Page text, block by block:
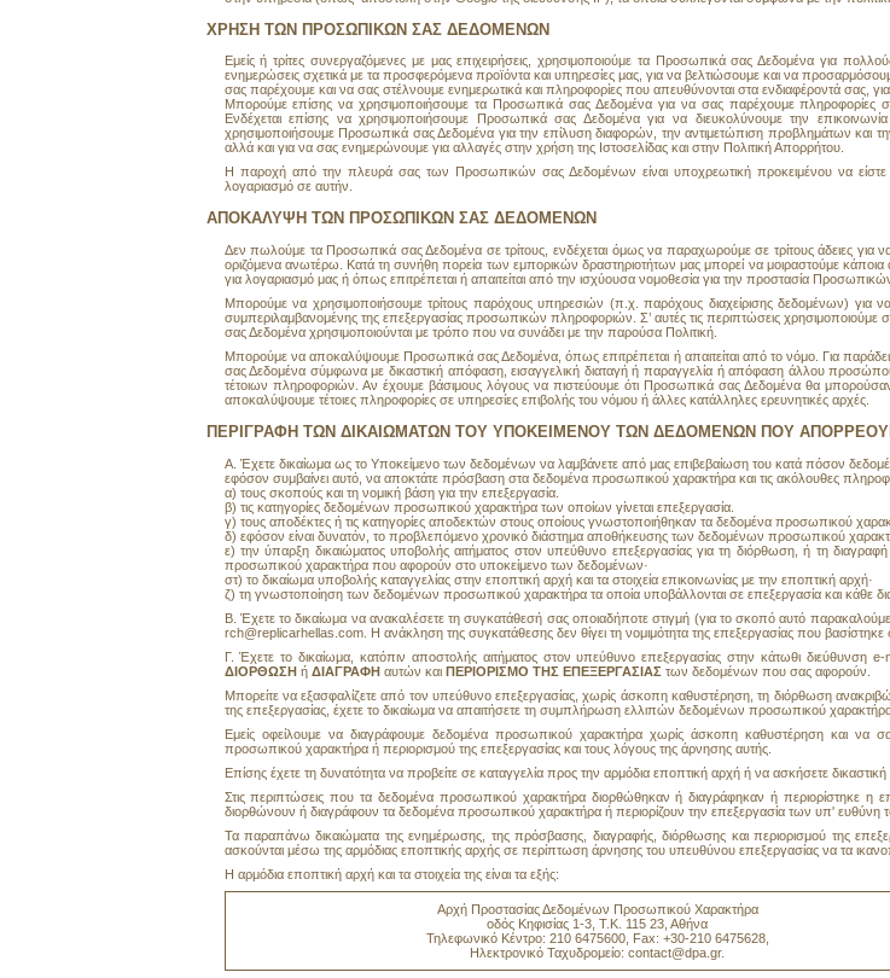
ΧΡΗΣΗ ΤΩΝ ΠΡΟΣΩΠΙΚΩΝ ΣΑΣ ΔΕΔΟΜΕΝΩΝ
Εμείς ή τρίτες συνεργαζόμενες με μας επιχειρήσεις, χρησιμοποιούμε τα Προσωπικά σας Δεδομένα για
ενημερώσεις σχετικά με τα προσφερόμενα προïόντα και υπηρεσίες μας, για να βελτιώσουμε και να
σας παρέχουμε και να σας στέλνουμε ενημερωτικά και πληροφορίες που απευθύνονται στα ενδιαφέροντά σας,
Μπορούμε επίσης να χρησιμοποιήσουμε τα Προσωπικά σας Δεδομένα για να σας παρέχουμε πληροφορίες
Ενδέχεται επίσης να χρησιμοποιήσουμε Προσωπικά σας Δεδομένα για να διευκολύνουμε την
χρησιμοποιήσουμε Προσωπικά σας Δεδομένα για την επίλυση διαφορών, την αντιμετώπιση προβλημάτων και
αλλά και για να σας ενημερώνουμε για αλλαγές στην χρήση της Ιστοσελίδας και στην Πολιτική Απορρήτου.
Η παροχή από την πλευρά σας των Προσωπικών σας Δεδομένων είναι υποχρεωτική προκειμένου να είστε
λογαριασμό σε αυτήν.
ΑΠΟΚΑΛΥΨΗ ΤΩΝ ΠΡΟΣΩΠΙΚΩΝ ΣΑΣ ΔΕΔΟΜΕΝΩΝ
Δεν πωλούμε τα Προσωπικά σας Δεδομένα σε τρίτους, ενδέχεται όμως να παραχωρούμε σε τρίτους άδειες για
οριζόμενα ανωτέρω. Κατά τη συνήθη πορεία των εμπορικών δραστηριοτήτων μας μπορεί να μοιραστούμε
για λογαριασμό μας ή όπως επιτρέπεται ή απαιτείται από την ισχύουσα νομοθεσία για την προστασία
Μπορούμε να χρησιμοποιήσουμε τρίτους παρόχους υπηρεσιών (π.χ. παρόχους διαχείρισης δεδομένων) για να
συμπεριλαμβανομένης της επεξεργασίας προσωπικών πληροφοριών. Σ’ αυτές τις περιπτώσεις
σας Δεδομένα χρησιμοποιούνται με τρόπο που να συνάδει με την παρούσα Πολιτική.
Μπορούμε να αποκαλύψουμε Προσωπικά σας Δεδομένα, όπως επιτρέπεται ή απαιτείται από το νόμο. Για
σας Δεδομένα σύμφωνα με δικαστική απόφαση, εισαγγελική διαταγή ή παραγγελία ή απόφαση άλλου
τέτοιων πληροφοριών. Αν έχουμε βάσιμους λόγους να πιστεύουμε ότι Προσωπικά σας Δεδομένα θα
αποκαλύψουμε τέτοιες πληροφορίες σε υπηρεσίες επιβολής του νόμου ή άλλες κατάλληλες ερευνητικές αρχές.
ΠΕΡΙΓΡΑΦΗ ΤΩΝ ΔΙΚΑΙΩΜΑΤΩΝ ΤΟΥ ΥΠΟΚΕΙΜΕΝΟΥ ΤΩΝ ΔΕΔΟΜΕΝΩΝ ΠΟΥ
Α. Έχετε δικαίωμα ως το Yποκείμενο των δεδομένων να λαμβάνετε από μας επιβεβαίωση του κατά πόσον
εφόσον συμβαίνει αυτό, να αποκτάτε πρόσβαση στα δεδομένα προσωπικού χαρακτήρα και τις ακόλουθες
α) τους σκοπούς και τη νομική βάση για την επεξεργασία.
β) τις κατηγορίες δεδομένων προσωπικού χαρακτήρα των οποίων γίνεται επεξεργασία.
γ) τους αποδέκτες ή τις κατηγορίες αποδεκτών στους οποίους γνωστοποιήθηκαν τα δεδομένα προσωπικού
δ) εφόσον είναι δυνατόν, το προβλεπόμενο χρονικό διάστημα αποθήκευσης των δεδομένων προσωπικού
ε) την ύπαρξη δικαιώματος υποβολής αιτήματος στον υπεύθυνο επεξεργασίας για τη διόρθωση, ή τη
προσωπικού χαρακτήρα που αφορούν στο υποκείμενο των δεδομένων·
στ) το δικαίωμα υποβολής καταγγελίας στην εποπτική αρχή και τα στοιχεία επικοινωνίας με την εποπτική αρχή·
ζ) τη γνωστοποίηση των δεδομένων προσωπικού χαρακτήρα τα οποία υποβάλλονται σε επεξεργασία και κάθε
Β. Έχετε το δικαίωμα να ανακαλέσετε τη συγκατάθεσή σας οποιαδήποτε στιγμή (για το σκοπό αυτό
rch@replicarhellas.com. Η ανάκληση της συγκατάθεσης δεν θίγει τη νομιμότητα της επεξεργασίας που
Γ. Έχετε το δικαίωμα, κατόπιν αποστολής αιτήματος στον υπεύθυνο επεξεργασίας στην κάτωθι
ΔΙΟΡΘΩΣΗή ΔΙΑΓΡΑΦΗαυτών και ΠΕΡΙΟΡΙΣΜΟ ΤΗΣ ΕΠΕΞΕΡΓΑΣΙΑΣ των δεδομένων που σας αφορούν.
Μπορείτε να εξασφαλίζετε από τον υπεύθυνο επεξεργασίας, χωρίς άσκοπη καθυστέρηση, τη διόρθωση
της επεξεργασίας, έχετε το δικαίωμα να απαιτήσετε τη συμπλήρωση ελλιπών δεδομένων προσωπικού
Εμείς οφείλουμε να διαγράφουμε δεδομένα προσωπικού χαρακτήρα χωρίς άσκοπη καθυστέρηση και
προσωπικού χαρακτήρα ή περιορισμού της επεξεργασίας και τους λόγους της άρνησης αυτής.
Επίσης έχετε τη δυνατότητα να προβείτε σε καταγγελία προς την αρμόδια εποπτική αρχή ή να ασκήσετε
Στις περιπτώσεις που τα δεδομένα προσωπικού χαρακτήρα διορθώθηκαν ή διαγράφηκαν ή περιορίστηκε η
διορθώνουν ή διαγράφουν τα δεδομένα προσωπικού χαρακτήρα ή περιορίζουν την επεξεργασία των υπ'
Τα παραπάνω δικαιώματα της ενημέρωσης, της πρόσβασης, διαγραφής, διόρθωσης και περιορισμού της
ασκούνται μέσω της αρμόδιας εποπτικής αρχής σε περίπτωση άρνησης του υπευθύνου επεξεργασίας να τα
Η αρμόδια εποπτική αρχή και τα στοιχεία της είναι τα εξής:
Αρχή Προστασίας Δεδομένων Προσωπικού Χαρακτήρα
οδός Κηφισίας 1-3, Τ.Κ. 115 23, Αθήνα
Τηλεφωνικό Κέντρο: 210 6475600, Fax: +30-210 6475628,
Ηλεκτρονικό Ταχυδρομείο: contact@dpa.gr.